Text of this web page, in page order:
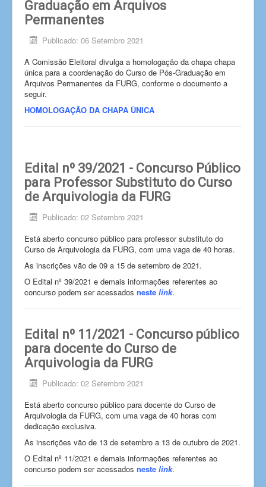
Graduação em Arquivos
Permanentes
Publicado: 06 Setembro 2021
A Comissão Eleitoral divulga a homologação da chapa chapa
única para a coordenação do Curso de Pós-Graduação em
Arquivos Permanentes da FURG, conforme o documento a
seguir.
HOMOLOGAÇÃO DA CHAPA ÙNICA
Edital nº 39/2021 - Concurso Público
para Professor Substituto do Curso
de Arquivologia da FURG
Publicado: 02 Setembro 2021
Está aberto concurso público para professor substituto do
Curso de Arquivologia da FURG, com uma vaga de 40 horas.
As inscrições vão de 09 a 15 de setembro de 2021.
O Edital nº 39/2021 e demais informações referentes ao
concurso podem ser acessados neste link.
Edital nº 11/2021 - Concurso público
para docente do Curso de
Arquivologia da FURG
Publicado: 02 Setembro 2021
Está aberto concurso público para docente do Curso de
Arquivologia da FURG, com uma vaga de 40 horas com
dedicação exclusiva.
As inscrições vão de 13 de setembro a 13 de outubro de 2021.
O Edital nº 11/2021 e demais informações referentes ao
concurso podem ser acessados neste link.